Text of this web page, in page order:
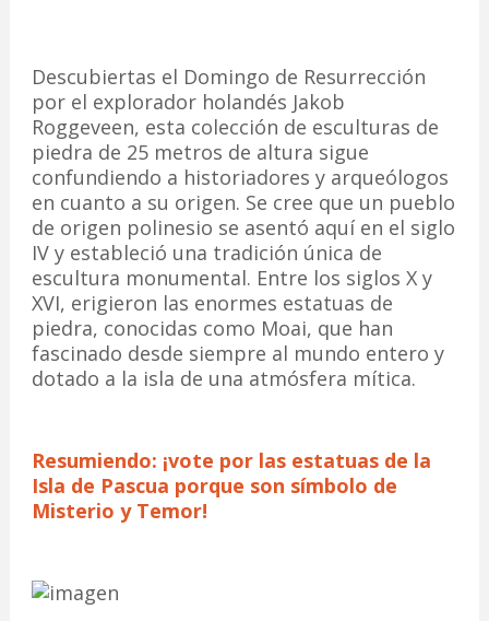
Descubiertas el Domingo de Resurrección
por el explorador holandés Jakob
Roggeveen, esta colección de esculturas de
piedra de 25 metros de altura sigue
confundiendo a historiadores y arqueólogos
en cuanto a su origen. Se cree que un pueblo
de origen polinesio se asentó aquí en el siglo
IV y estableció una tradición única de
escultura monumental. Entre los siglos X y
XVI, erigieron las enormes estatuas de
piedra, conocidas como Moai, que han
fascinado desde siempre al mundo entero y
dotado a la isla de una atmósfera mítica.
Resumiendo: ¡vote por las estatuas de la
Isla de Pascua porque son símbolo de
Misterio y Temor!